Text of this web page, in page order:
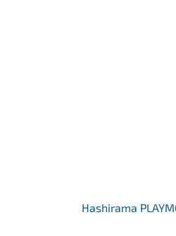
Hashirama